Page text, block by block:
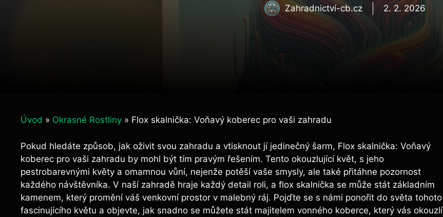
Zahradnictví-cb.cz 2. 2. 2026
Úvod » Okrasné Rostliny » Flox skalnička: Voňavý koberec pro vaši zahradu
Pokud hledáte způsob, jak oživit svou zahradu a vtisknout jí jedinečný šarm, Flox skalnička: Voňavý
koberec pro vaši zahradu by mohl být tím pravým řešením. Tento okouzlující květ, s jeho
pestrobarevnými květy a omamnou vůní, nejenže potěší vaše smysly, ale také přitáhne pozornost
každého návštěvníka. V naší zahradě hraje každý detail roli, a flox skalnička se může stát základním
kamenem, který promění váš venkovní prostor v malebný ráj. Pojďte se s námi ponořit do světa tohoto
fascinujícího květu a objevte, jak snadno se můžete stát majitelem vonného koberce, který vás okouzlí